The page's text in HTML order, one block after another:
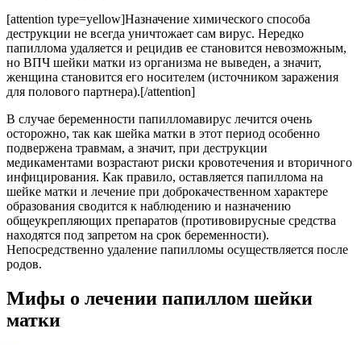
[attention type=yellow]Назначение химического способа
деструкции не всегда уничтожает сам вирус. Нередко
папиллома удаляется и рецидив ее становится невозможным,
но ВПЧ шейки матки из организма не выведен, а значит,
женщина становится его носителем (источником заражения
для полового партнера).[/attention]
В случае беременности папилломавирус лечится очень
осторожно, так как шейка матки в этот период особенно
подвержена травмам, а значит, при деструкции
медикаментами возрастают риски кровотечения и вторичного
инфицирования. Как правило, оставляется папиллома на
шейке матки и лечение при доброкачественном характере
образования сводится к наблюдению и назначению
общеукрепляющих препаратов (противовирусные средства
находятся под запретом на срок беременности).
Непосредственно удаление папилломы осуществляется после
родов.
Мифы о лечении папиллом шейки
матки